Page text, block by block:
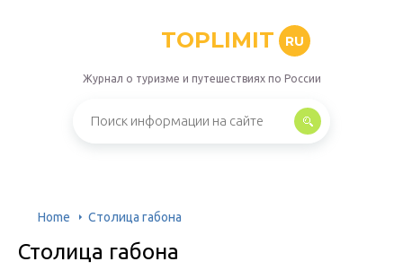
TOPLIMIT RU
Журнал о туризме и путешествиях по России
Home Столица габона
Столица габона